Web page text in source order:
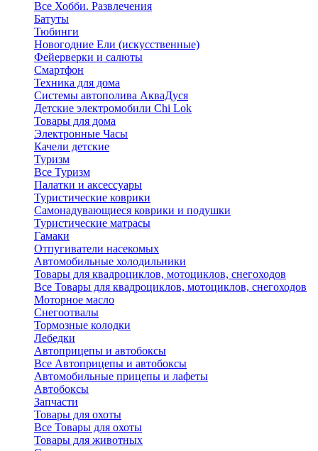
Все Хобби. Развлечения
Батуты
Тюбинги
Новогодние Ели (искусственные)
Фейерверки и салюты
Смартфон
Техника для дома
Системы автополива АкваДуся
Детские электромобили Chi Lok
Товары для дома
Электронные Часы
Качели детские
Туризм
Все Туризм
Палатки и аксессуары
Туристические коврики
Самонадувающиеся коврики и подушки
Туристические матрасы
Гамаки
Отпугиватели насекомых
Автомобильные холодильники
Товары для квадроциклов, мотоциклов, снегоходов
Все Товары для квадроциклов, мотоциклов, снегоходов
Моторное масло
Снегоотвалы
Тормозные колодки
Лебедки
Автоприцепы и автобоксы
Все Автоприцепы и автобоксы
Автомобильные прицепы и лафеты
Автобоксы
Запчасти
Товары для охоты
Все Товары для охоты
Товары для животных